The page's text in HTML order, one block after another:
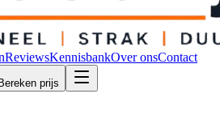
ReviewsKennisbankOver onsContact
Bereken prijs